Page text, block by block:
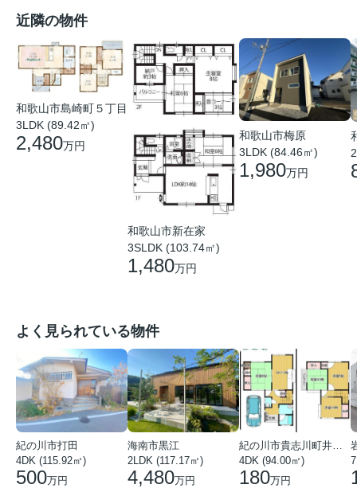
近隣の物件
和歌山市島崎町５丁目
3LDK (89.42㎡)
2,480万円
和歌山市新在家
3SLDK (103.74㎡)
1,480万円
和歌山市梅原
3LDK (84.46㎡)
1,980万円
よく見られている物件
紀の川市打田
4DK (115.92㎡)
500万円
海南市黒江
2LDK (117.17㎡)
4,480万円
紀の川市貴志川町井ノ口
4DK (94.00㎡)
180万円